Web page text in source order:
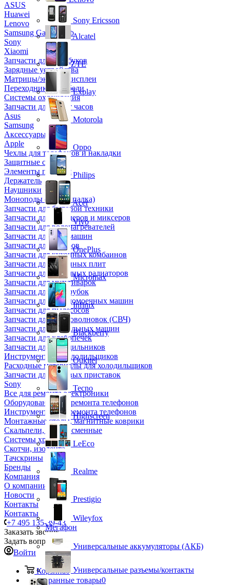
ASUS
Huawei
Lenovo
Samsung Galaxy Tab
Sony
Xiaomi
Запчасти для ноутбуков
Зарядные устройства
Матрицы/экраны/дисплеи
Переходники и кабели
Системы охлаждения
Запчасти для смарт часов
Asus
Samsung
Аксессуары
Apple
Чехлы для телефонов и накладки
Защитные стекла
Элементы питания
Держатель
Наушники
Моноподы (Селфи палка)
Запчасти для бытовой техники
Запчасти для блендеров и миксеров
Запчасти для водонагревателей
Запчасти для кофемашин
Запчасти для кулеров
Запчасти для кухонных комбаинов
Запчасти для кухонных плит
Запчасти для масляных радиаторов
Запчасти для мультиварок
Запчасти для мясорубок
Запчасти для посудомоечных машин
Запчасти для пылесосов
Запчасти для микроволновок (СВЧ)
Запчасти для стиральных машин
Запчасти для хлебопечек
Запчасти для холодильников
Инструмент для холодильщиков
Расходные материалы для холодильщиков
Запчасти для игровых приставок
Sony
Все для ремонта электроники
Оборудование для ремонта телефонов
Инструменты для ремонта телефонов
Монтажные столы, магнитные коврики
Скальпели, лезвия сменные
Системы хранения
Скотчи, изолента
Тачскрины
Бренды
Компания
О компании
Новости
Контакты
Контакты
+7 495 135-39-43
Заказать звонок
Задать вопрос
Войти
Корзина0
Избранные товары0
Sony Ericsson
Alcatel
ZTE
Explay
Motorola
Oppo
Philips
Acer
Vivo
OnePlus
Micromax
Infinix
Blackberry
Oukitel
Tecno
Highscreen
LeEco
Realme
Prestigio
Wileyfox
Мегафон
Универсальные аккумуляторы (АКБ)
Универсальные разъемы/контакты